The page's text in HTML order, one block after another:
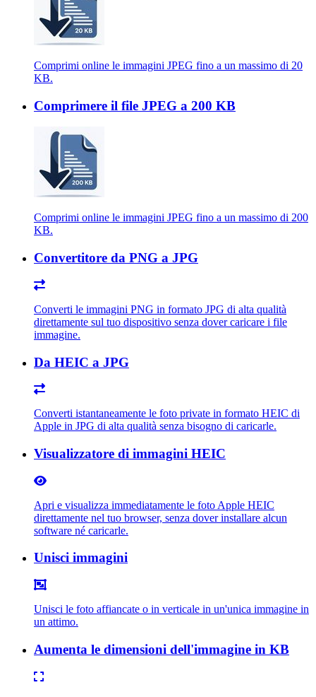
Comprimi online le immagini JPEG fino a un massimo di 20
KB.
Comprimere il file JPEG a 200 KB
Comprimi online le immagini JPEG fino a un massimo di 200
KB.
Convertitore da PNG a JPG
Converti le immagini PNG in formato JPG di alta qualità
direttamente sul tuo dispositivo senza dover caricare i file
immagine.
Da HEIC a JPG
Converti istantaneamente le foto private in formato HEIC di
Apple in JPG di alta qualità senza bisogno di caricarle.
Visualizzatore di immagini HEIC
Apri e visualizza immediatamente le foto Apple HEIC
direttamente nel tuo browser, senza dover installare alcun
software né caricarle.
Unisci immagini
Unisci le foto affiancate o in verticale in un'unica immagine in
un attimo.
Aumenta le dimensioni dell'immagine in KB